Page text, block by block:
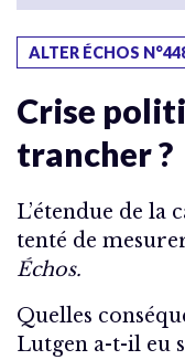
ALTER ÉCHOS
Crise
trancher ?
L’étendue de la
tenté de
Échos.
Quelles
Lutgen a-t-il eu